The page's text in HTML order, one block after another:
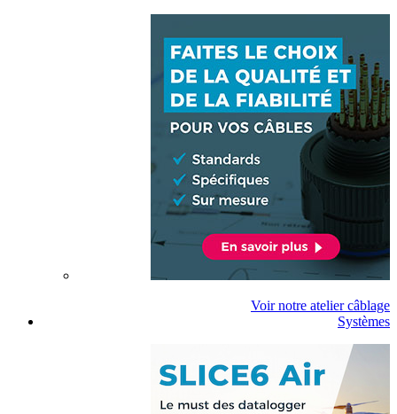
Voir notre atelier câblage
Systèmes